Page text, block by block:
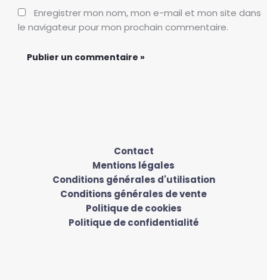
Enregistrer mon nom, mon e-mail et mon site dans
le navigateur pour mon prochain commentaire.
Contact
Mentions légales
Conditions générales d'utilisation
Conditions générales de vente
Politique de cookies
Politique de confidentialité